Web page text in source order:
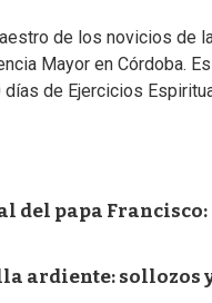
de los novicios de
Mayor en Córdoba.
de Ejercicios
del papa
ardiente: sollozos